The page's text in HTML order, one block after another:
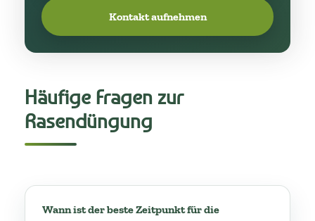
Kontakt aufnehmen
Häufige Fragen zur
Rasendüngung
Wann ist der beste Zeitpunkt für die